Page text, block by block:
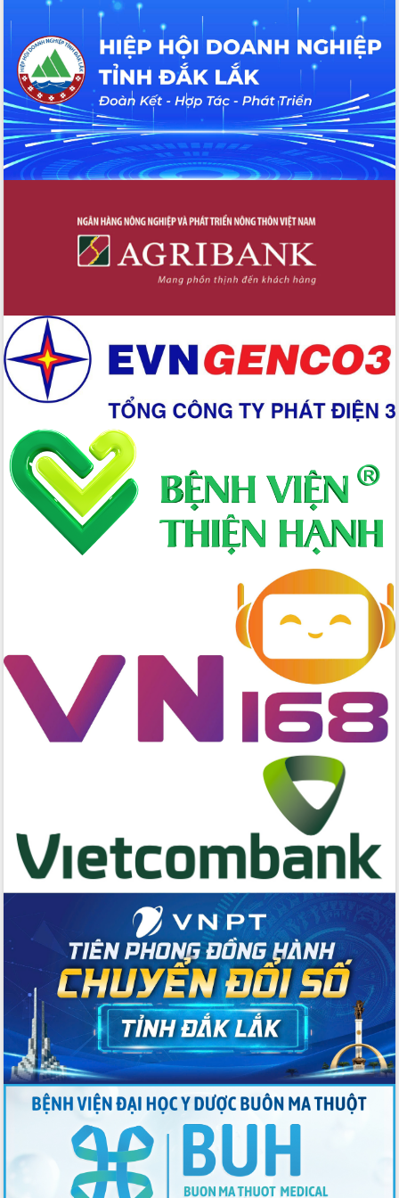
doanh nghiệp làm thước đo phục vụ
Đảm bảo công tác bầu cử triển khai
đúng tiến độ, quy trình theo luật định
Ban Tuyên giáo và Dân vận Trung ương
tập huấn công tác khoa giáo năm 2025
Đắk Lắk hưởng ứng Ngày Pháp luật
Việt Nam 2025 và biểu dương 25 tập
thể, cá nhân tiêu biểu
Hội nghị lần thứ nhất Ban Chỉ đạo
Hội nghị UBND tỉnh thường kỳ tháng
Kỳ họp chuyên đề lần thứ Ba, HĐND
khai thác IUU
Hội thảo chuyên đề “Hành trình xuất
khẩu nông sản Việt Nam qua thương
mại điện tử cùng Amazon”
Đại hội Thi đua yêu nước tỉnh Đắk Lắk
lần thứ I (2025-2030)
Đồng chí Lương Nguyễn Minh Triết
được chỉ định làm Bí thư Tỉnh ủy Đắk
Lắk nhiệm kỳ 2025 – 2030
Tập trung triển khai các giải pháp sản
xuất nông nghiệp bền vững, phát thải
Tập trung phát triển khoa học công
nghệ, đổi mới sáng tạo và chuyển đổi
số lĩnh vực nông nghiệp và môi trường
“Hồ sơ phi địa giới – Bước tiến mới
trong cải cách hành chính”
triển hiệu quả khoa học, công nghệ,
đổi mới sáng tạo và chuyển đổi số
Tỉnh Đắk Lắk hiện đại hóa y tế từ bệnh
án điện tử
Tập huấn công tác đối ngoại và tuyên
truyền quản lý biên giới, biển đảo
Nhiều cách làm hay trong chuyển đổi
số vì người dân
Quyết tâm phấn đấu hoàn thành thắng
lợi các mục tiêu, nhiệm vụ Nghị quyết
Đại hội đại biểu Đảng bộ tỉnh Đắk Lắk
nhiệm kỳ 2025-2030
Khai mạc trọng thể Đại hội đại biểu
Đảng bộ tỉnh Đắk Lắk lần thứ I, nhiệm
kỳ 2025 - 2030
Đắk Lắk hoàn thành mục tiêu xóa nhà
tạm, nhà dột nát năm 2025
Phiên trù bị Đại hội đại biểu Đảng bộ
tỉnh Đắk Lắk lần thứ I, nhiệm kỳ 2025-